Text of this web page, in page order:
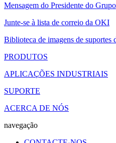
Mensagem do Presidente do Grupo
Junte-se à lista de correio da OKI
Biblioteca de imagens de suportes
PRODUTOS
APLICAÇÕES INDUSTRIAIS
SUPORTE
ACERCA DE NÓS
navegação